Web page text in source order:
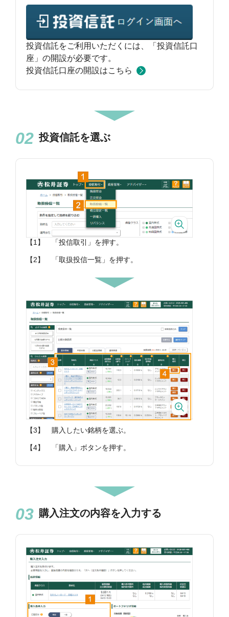
投資信託をご利用いただくには、「投資信託口
座」の開設が必要です。
投資信託口座の開設はこちら
投資信託を選ぶ
【1】 「投信取引」を押す。
【2】 「取扱投信一覧」を押す。
【3】 購入したい銘柄を選ぶ。
【4】 「購入」ボタンを押す。
購入注文の内容を入力する